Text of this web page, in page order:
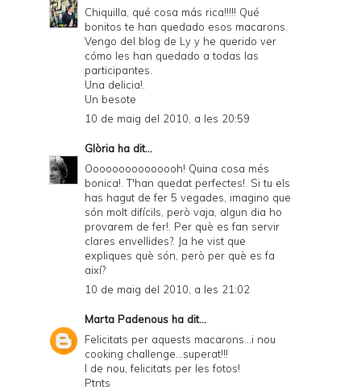
Chiquilla, qué cosa más rica!!!!! Qué
bonitos te han quedado esos macarons.
Vengo del blog de Ly y he querido ver
cómo les han quedado a todas las
participantes.
Una delicia!.
Un besote
10 de maig del 2010, a les 20:59
Glòria ha dit...
Ooooooooooooooh! Quina cosa més
bonica!. T'han quedat perfectes!. Si tu els
has hagut de fer 5 vegades, imagino que
són molt difícils, però vaja, algun dia ho
provarem de fer!. Per què es fan servir
clares envellides?. Ja he vist que
expliques què són, però per què es fa
així?
10 de maig del 2010, a les 21:02
Marta Padenous ha dit...
Felicitats per aquests macarons...i nou
cooking challenge...superat!!!
I de nou, felicitats per les fotos!
Ptnts